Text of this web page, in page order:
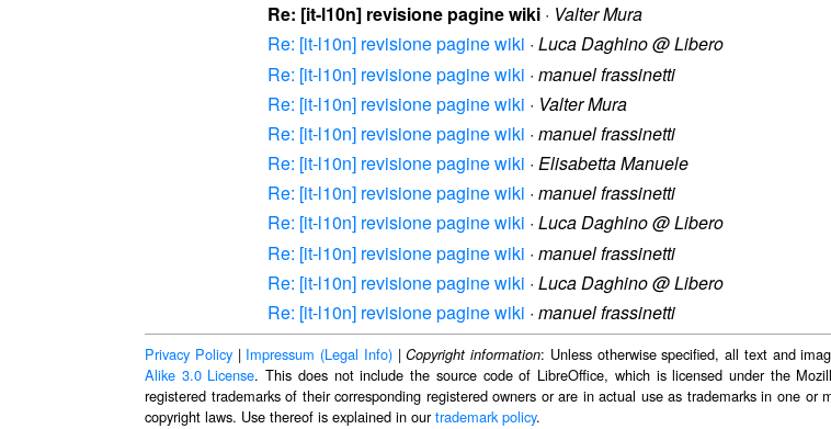
Re: [it-l10n] revisione pagine wiki · Valter Mura
Re: [it-l10n] revisione pagine wiki · Luca Daghino @ Libero
Re: [it-l10n] revisione pagine wiki · manuel frassinetti
Re: [it-l10n] revisione pagine wiki · Valter Mura
Re: [it-l10n] revisione pagine wiki · manuel frassinetti
Re: [it-l10n] revisione pagine wiki · Elisabetta Manuele
Re: [it-l10n] revisione pagine wiki · manuel frassinetti
Re: [it-l10n] revisione pagine wiki · Luca Daghino @ Libero
Re: [it-l10n] revisione pagine wiki · manuel frassinetti
Re: [it-l10n] revisione pagine wiki · Luca Daghino @ Libero
Re: [it-l10n] revisione pagine wiki · manuel frassinetti
Privacy Policy| Impressum (Legal Info)|Copyright information: Unless otherwise specified, all text and
Alike 3.0 License. This does not include the source code of LibreOffice, which is licensed under the
registered trademarks of their corresponding registered owners or are in actual use as trademarks in one
copyright laws. Use thereof is explained in ourtrademark policy.